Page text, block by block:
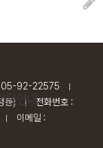
용안내
92-22575
동) |
전화번호 :
이메일 :